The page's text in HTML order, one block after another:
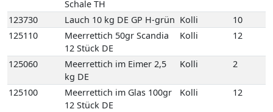
Schale TH
123730 Lauch 10 kg DE GP H-grün Kolli
10
125110
Meerrettich 50gr Scandia
12 Stück DE
Kolli 12
125060
Meerrettich im Eimer 2,5
kg DE
Kolli 2
125100
Meerrettich im Glas 100gr
12 Stück DE
Kolli 12